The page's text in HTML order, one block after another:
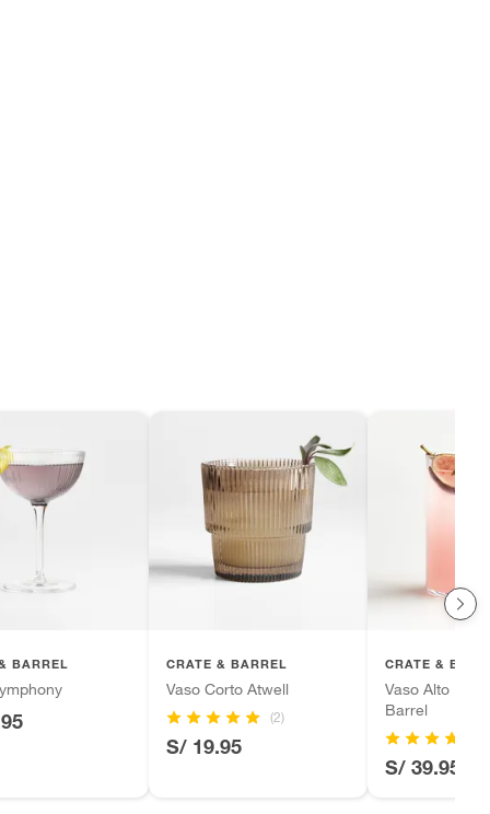
BARREL CRATE & BARREL
Vaso Corto Atwell
(2)
S/ 19.95
CRATE &
Vaso Alto
Barrel
S/ 39.95